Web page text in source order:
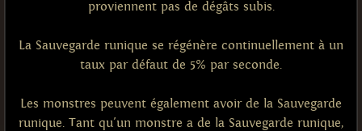
proviennent pas de dégâts subis.
La Sauvegarde runique se régénère continuellement à un
taux par défaut de 5% par seconde.
Les monstres peuvent également avoir de la Sauvegarde
runique. Tant qu'un monstre a de la Sauvegarde runique,